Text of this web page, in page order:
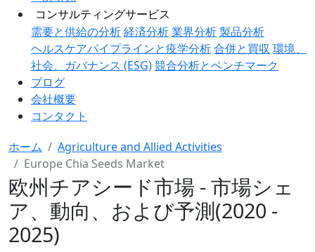
コンサルティングサービス
需要と供給の分析経済分析業界分析製品分析
ヘルスケアパイプラインと疫学分析合併と買収 環境、
社会、ガバナンス (ESG)競合分析とベンチマーク
ブログ
会社概要
コンタクト
ホーム
Agriculture and Allied Activities
Europe Chia Seeds Market
欧州チアシード市場 - 市場シェ
ア、動向、および予測(2020 -
2025)